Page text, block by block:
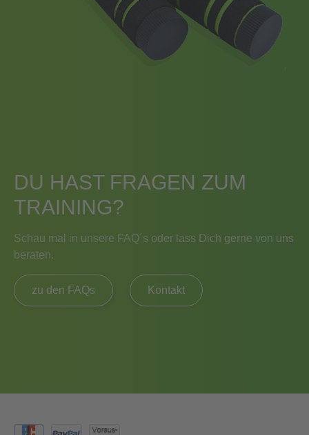
DU HAST FRAGEN ZUM
TRAINING?
Schau mal in unsere FAQ´s oder lass Dich gerne von uns
beraten.
zu den FAQs Kontakt